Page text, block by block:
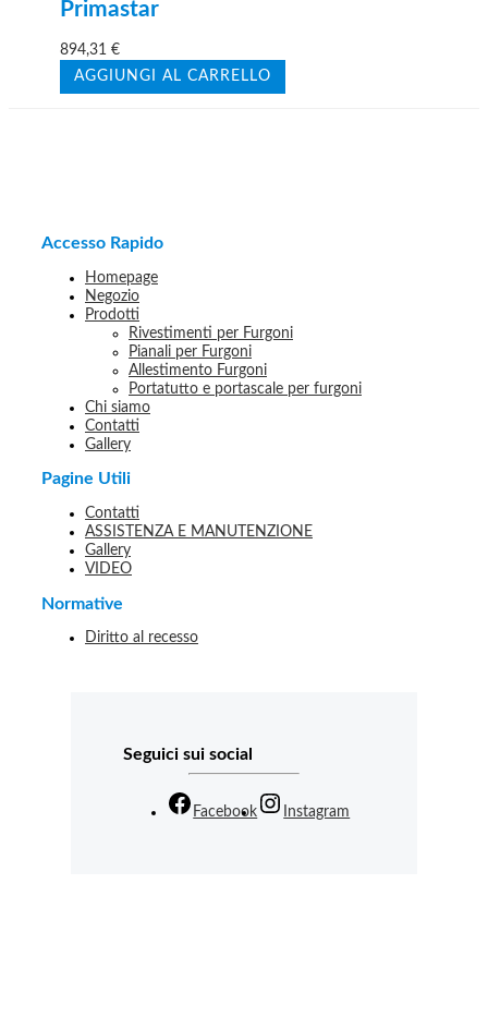
Primastar
894,31€
AGGIUNGI AL CARRELLO
Accesso Rapido
Homepage
Negozio
Prodotti
Rivestimenti per Furgoni
Pianali per Furgoni
Allestimento Furgoni
Portatutto e portascale per furgoni
Chi siamo
Contatti
Gallery
Pagine Utili
Contatti
ASSISTENZA E MANUTENZIONE
Gallery
VIDEO
Normative
Diritto al recesso
Seguici sui social
Facebook Instagram